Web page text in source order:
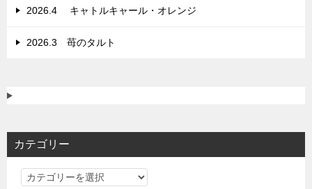
2026.4 キャトルキャール・オレンジ
2026.3 苺のタルト
カテゴリー
カ